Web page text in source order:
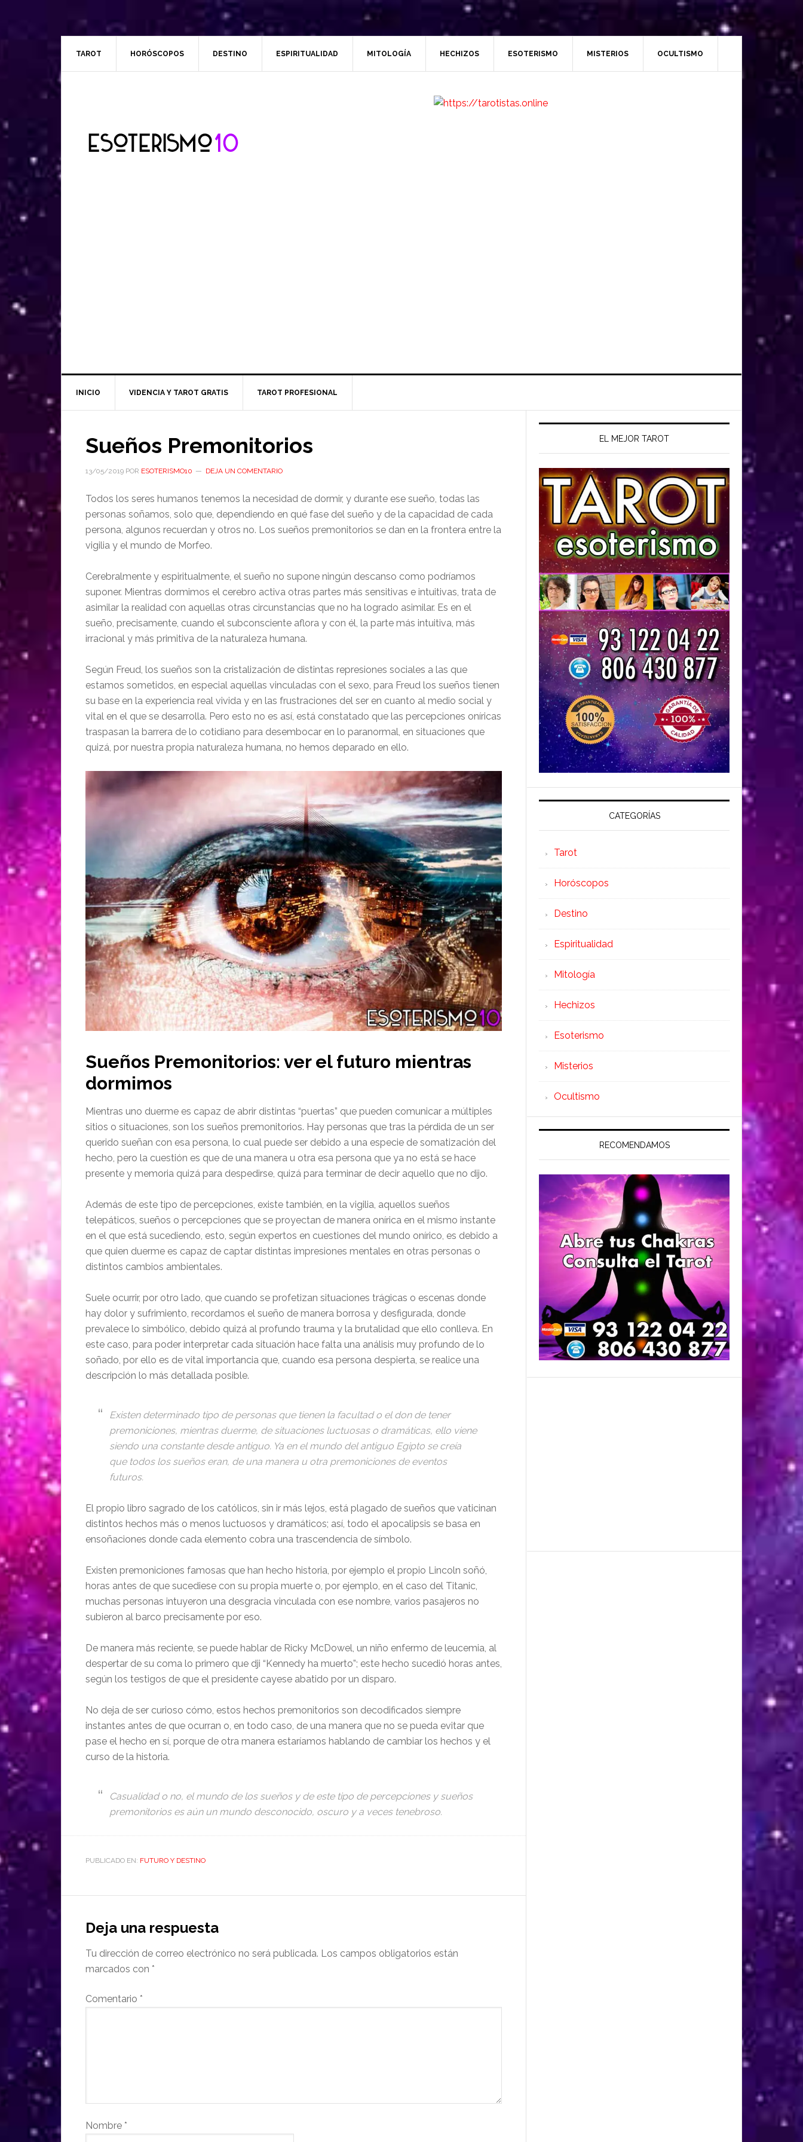
TAROT HORÓSCOPOS DESTINO ESPIRITUALIDAD MITOLOGÍA HECHIZOS ESOTERISMO MISTERIOS OCULTISMO
INICIO VIDENCIA Y TAROT GRATIS TAROT PROFESIONAL
Sueños Premonitorios
13/05/2019 POR ESOTERISMO10 DEJA UN COMENTARIO
Todos los seres humanos tenemos la necesidad de dormir, y durante ese sueño, todas las
personas soñamos, solo que, dependiendo en qué fase del sueño y de la capacidad de cada
persona, algunos recuerdan y otros no. Los sueños premonitorios se dan en la frontera entre la
vigilia y el mundo de Morfeo.
Cerebralmente y espiritualmente, el sueño no supone ningún descanso como podríamos
suponer. Mientras dormimos el cerebro activa otras partes más sensitivas e intuitivas, trata de
asimilar la realidad con aquellas otras circunstancias que no ha logrado asimilar. Es en el
sueño, precisamente, cuando el subconsciente aflora y con él, la parte más intuitiva, más
irracional y más primitiva de la naturaleza humana.
Según Freud, los sueños son la cristalización de distintas represiones sociales a las que
estamos sometidos, en especial aquellas vinculadas con el sexo, para Freud los sueños tienen
su base en la experiencia real vivida y en las frustraciones del ser en cuanto al medio social y
vital en el que se desarrolla. Pero esto no es así, está constatado que las percepciones oníricas
traspasan la barrera de lo cotidiano para desembocar en lo paranormal, en situaciones que
quizá, por nuestra propia naturaleza humana, no hemos deparado en ello.
Sueños Premonitorios: ver el futuro mientras
dormimos
Mientras uno duerme es capaz de abrir distintas “puertas” que pueden comunicar a múltiples
sitios o situaciones, son los sueños premonitorios. Hay personas que tras la pérdida de un ser
querido sueñan con esa persona, lo cual puede ser debido a una especie de somatización del
hecho, pero la cuestión es que de una manera u otra esa persona que ya no está se hace
presente y memoria quizá para despedirse, quizá para terminar de decir aquello que no dijo.
Además de este tipo de percepciones, existe también, en la vigilia, aquellos sueños
telepáticos, sueños o percepciones que se proyectan de manera onírica en el mismo instante
en el que está sucediendo, esto, según expertos en cuestiones del mundo onírico, es debido a
que quien duerme es capaz de captar distintas impresiones mentales en otras personas o
distintos cambios ambientales.
Suele ocurrir, por otro lado, que cuando se profetizan situaciones trágicas o escenas donde
hay dolor y sufrimiento, recordamos el sueño de manera borrosa y desfigurada, donde
prevalece lo simbólico, debido quizá al profundo trauma y la brutalidad que ello conlleva. En
este caso, para poder interpretar cada situación hace falta una análisis muy profundo de lo
soñado, por ello es de vital importancia que, cuando esa persona despierta, se realice una
descripción lo más detallada posible.
Existen determinado tipo de personas que tienen la facultad o el don de tener
premoniciones, mientras duerme, de situaciones luctuosas o dramáticas, ello viene
siendo una constante desde antiguo. Ya en el mundo del antiguo Egipto se creía
que todos los sueños eran, de una manera u otra premoniciones de eventos
futuros.
El propio libro sagrado de los católicos, sin ir más lejos, está plagado de sueños que vaticinan
distintos hechos más o menos luctuosos y dramáticos; así, todo el apocalipsis se basa en
ensoñaciones donde cada elemento cobra una trascendencia de símbolo.
Existen premoniciones famosas que han hecho historia, por ejemplo el propio Lincoln soñó,
horas antes de que sucediese con su propia muerte o, por ejemplo, en el caso del Titanic,
muchas personas intuyeron una desgracia vinculada con ese nombre, varios pasajeros no
subieron al barco precisamente por eso.
De manera más reciente, se puede hablar de Ricky McDowel, un niño enfermo de leucemia, al
despertar de su coma lo primero que dji “Kennedy ha muerto”; este hecho sucedió horas antes,
según los testigos de que el presidente cayese abatido por un disparo.
No deja de ser curioso cómo, estos hechos premonitorios son decodificados siempre
instantes antes de que ocurran o, en todo caso, de una manera que no se pueda evitar que
pase el hecho en sí, porque de otra manera estaríamos hablando de cambiar los hechos y el
curso de la historia.
Casualidad o no, el mundo de los sueños y de este tipo de percepciones y sueños
premonitorios es aún un mundo desconocido, oscuro y a veces tenebroso.
PUBLICADO EN: FUTURO Y DESTINO
Deja una respuesta
Tu dirección de correo electrónico no será publicada. Los campos obligatorios están
marcados con *
Comentario *
Nombre *
EL MEJOR TAROT
CATEGORÍAS
Tarot
Horóscopos
Destino
Espiritualidad
Mitología
Hechizos
Esoterismo
Misterios
Ocultismo
RECOMENDAMOS